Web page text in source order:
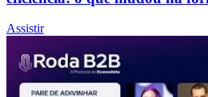
Assistir